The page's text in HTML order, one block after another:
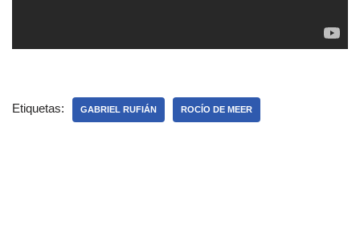
Etiquetas: GABRIEL RUFIÁN ROCÍO DE MEER